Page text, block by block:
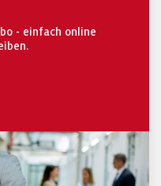
- einfach online